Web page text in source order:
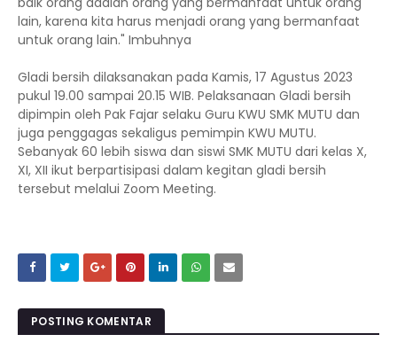
lain, karena kita harus menjadi orang yang bermanfaat
untuk orang lain." Imbuhnya
Gladi bersih dilaksanakan pada Kamis, 17 Agustus 2023
pukul 19.00 sampai 20.15 WIB. Pelaksanaan Gladi bersih
dipimpin oleh Pak Fajar selaku Guru KWU SMK MUTU dan
juga penggagas sekaligus pemimpin KWU MUTU.
Sebanyak 60 lebih siswa dan siswi SMK MUTU dari kelas X,
XI, XII ikut berpartisipasi dalam kegitan gladi bersih
tersebut melalui Zoom Meeting.
POSTING KOMENTAR